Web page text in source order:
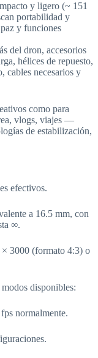
y ligero (~ 151
portabilidad y
y funciones
del dron, accesorios
hélices de repuesto,
cables necesarios y
como para
vlogs, viajes —
de estabilización,
efectivos.
a 16.5 mm, con
∞.
3000 (formato 4:3) o
disponibles:
normalmente.